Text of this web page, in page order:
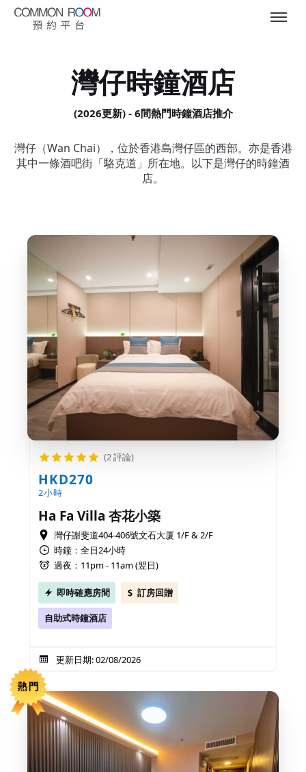
灣仔時鐘酒店
(2026更新) - 6間熱門時鐘酒店推介
灣仔（Wan Chai），位於香港島灣仔區的西部。亦是香港
其中一條酒吧街「駱克道」所在地。以下是灣仔的時鐘酒
店。
(2 評論)
HKD270
2小時
Ha Fa Villa 杏花小築
灣仔謝斐道404-406號文石大厦 1/F & 2/F
時鐘：全日24小時
過夜：11pm - 11am (翌日)
即時確應房間 訂房回贈
自助式時鐘酒店
更新日期: 02/08/2026